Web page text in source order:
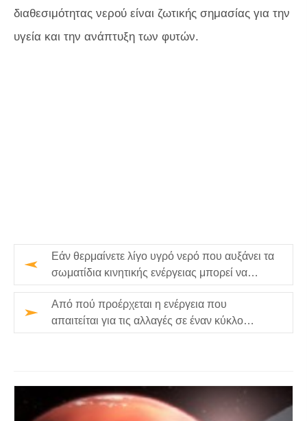
διαθεσιμότητας νερού είναι ζωτικής σημασίας για την
υγεία και την ανάπτυξη των φυτών.
Εάν θερμαίνετε λίγο υγρό νερό που αυξάνει τα
σωματίδια κινητικής ενέργειας μπορεί να
διαφύγουν και να γίνουν…
Από πού προέρχεται η ενέργεια που
απαιτείται για τις αλλαγές σε έναν κύκλο
νερού;